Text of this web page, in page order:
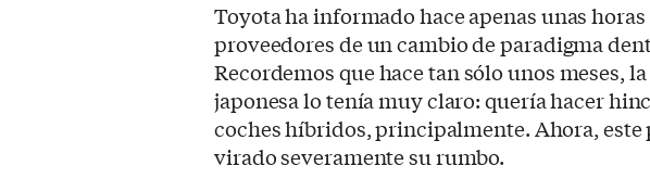
Toyota ha informado hace apenas unas
proveedores de un cambio de paradigma
Recordemos que hace tan sólo unos meses,
japonesa lo tenía muy claro: quería hacer
coches híbridos, principalmente. Ahora, este
virado severamente su rumbo.